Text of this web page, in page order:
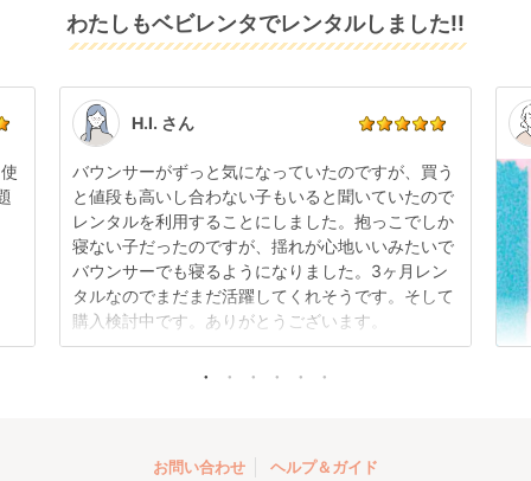
ビーカー 西松屋
レンタル
円 〜
レンタル
3,300円 〜
レンタル
3,300円 〜
アドベンチャー ジー
プ(Jeep) B型ベビー
円 〜
てお届けしております。そのため、小さなキズや使用
感はございますが、故障や大きなキズ、シミなどのリ
す。
点検清掃については
もご確認ください。
また、レンタル期間の変更も商品発送前であれば変更
可能です。
い。
わたしもベビレンタでレンタルしました!!
H.I. さん
バウンサーがずっと気になっていたのですが、買う
と値段も高いし合わない子もいると聞いていたので
レンタルを利用することにしました。抱っこでしか
寝ない子だったのですが、揺れが心地いいみたいで
バウンサーでも寝るようになりました。3ヶ月レン
タルなのでまだまだ活躍してくれそうです。そして
購入検討中です。ありがとうございます。
お問い合わせ ヘルプ＆ガイド